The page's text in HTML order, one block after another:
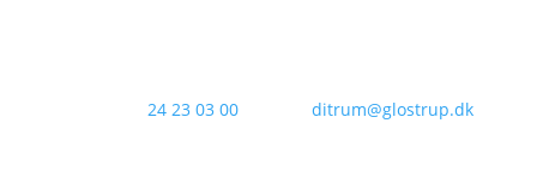
24 23 03 00Email: ditrum@glostrup.dk